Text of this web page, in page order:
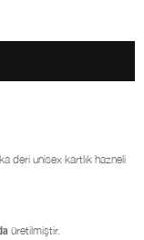
deri unisex kartlık hazneli
üretilmiştir.